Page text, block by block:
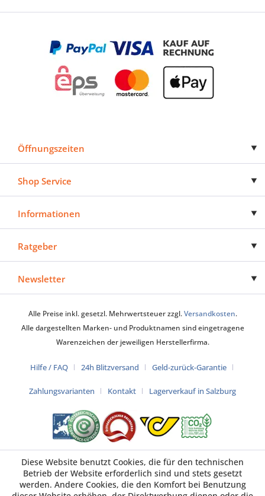
Öffnungszeiten
Shop Service
Informationen
Ratgeber
Newsletter
Alle Preise inkl. gesetzl. Mehrwertsteuer zzgl.Versandkosten.
Alle dargestellten Marken- und Produktnamen sind eingetragene
Warenzeichen der jeweiligen Herstellerfirma.
Hilfe / FAQ 24h Blitzversand Geld-zurück-Garantie
Zahlungsvarianten Kontakt Lagerverkauf in Salzburg
Diese Website benutzt Cookies, die für den technischen
Betrieb der Website erforderlich sind und stets gesetzt
werden. Andere Cookies, die den Komfort bei Benutzung